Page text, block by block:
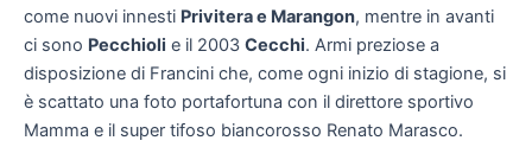
come nuovi innesti Privitera e Marangon, mentre in avanti
ci sono Pecchioli e il 2003 Cecchi. Armi preziose a
disposizione di Francini che, come ogni inizio di stagione, si
è scattato una foto portafortuna con il direttore sportivo
Mamma e il super tifoso biancorosso Renato Marasco.